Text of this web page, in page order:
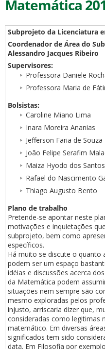
Matemática
Subprojeto da Licenciatura
Coordenador de Área do
Alessandro Jacques Ribeiro
Supervisores:
Professora Daniele
Professora Maria de
Bolsistas:
Caroline Miano Lima
Inara Moreira Ananias
Jefferson Faria de Souza
João Felipe Serafim
Maiza Hyodo dos Santos
Rafael do Nascimento
Thiago Augusto Bento
Plano de trabalho
Pretende-se apontar neste
motivações e inquietações
subprojeto, bem como
específicos.
Há muito se discute o quanto
podem ser um espaço
idéias e discussões acerca
da Matemática podem
situações nem sempre são
mesmo exploradas pelos
injusto, arriscaria dizer que,
consideradas como legitimas
matemático. Em diversas
significados tem sido
data. Em Filosofia por